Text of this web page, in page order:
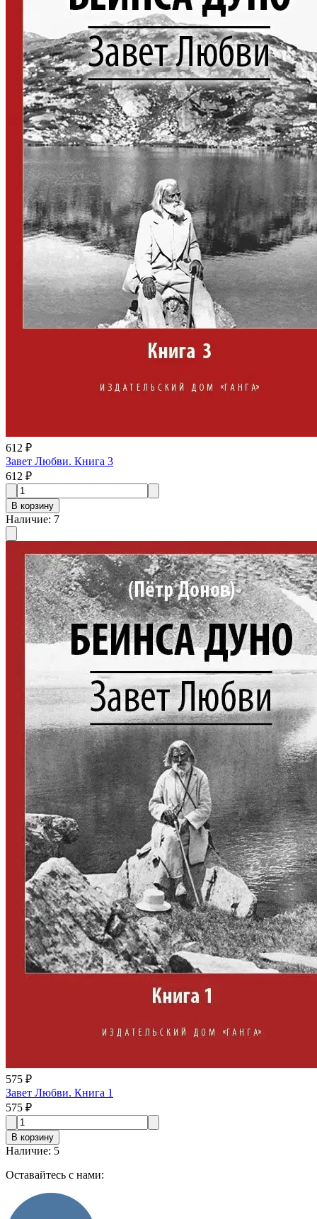
612 ₽
Завет Любви. Книга 3
612 ₽
В корзину
Наличие: 7
575 ₽
Завет Любви. Книга 1
575 ₽
В корзину
Наличие: 5
Оставайтесь с нами: